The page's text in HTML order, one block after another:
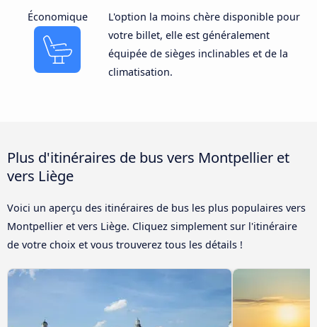
Économique
L'option la moins chère disponible pour
votre billet, elle est généralement
équipée de sièges inclinables et de la
climatisation.
Plus d'itinéraires de bus vers Montpellier et
vers Liège
Voici un aperçu des itinéraires de bus les plus populaires vers
Montpellier et vers Liège. Cliquez simplement sur l'itinéraire
de votre choix et vous trouverez tous les détails !